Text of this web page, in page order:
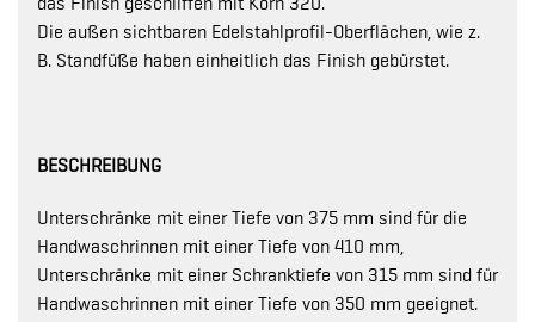
Die außen sichtbaren Edelstahlprofil-Oberflächen, wie z.
B. Standfüße haben einheitlich das Finish gebürstet.
BESCHREIBUNG
Unterschränke mit einer Tiefe von 375 mm sind für die
Handwaschrinnen mit einer Tiefe von 410 mm,
Unterschränke mit einer Schranktiefe von 315 mm sind für
Handwaschrinnen mit einer Tiefe von 350 mm geeignet.